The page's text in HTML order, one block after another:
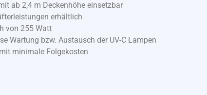
ab 2,4 m Deckenhöhe einsetzbar
erhältlich
von 255 Watt
Wartung bzw. Austausch der UV-C Lampen
minimale Folgekosten